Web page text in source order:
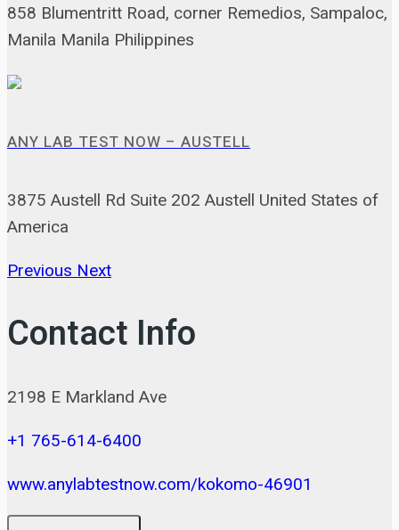
858 Blumentritt Road, corner Remedios, Sampaloc,
Manila Manila Philippines
ANY LAB TEST NOW – AUSTELL
3875 Austell Rd Suite 202 Austell United States of
America
Previous Next
Contact Info
2198 E Markland Ave
+1 765-614-6400
www.anylabtestnow.com/kokomo-46901